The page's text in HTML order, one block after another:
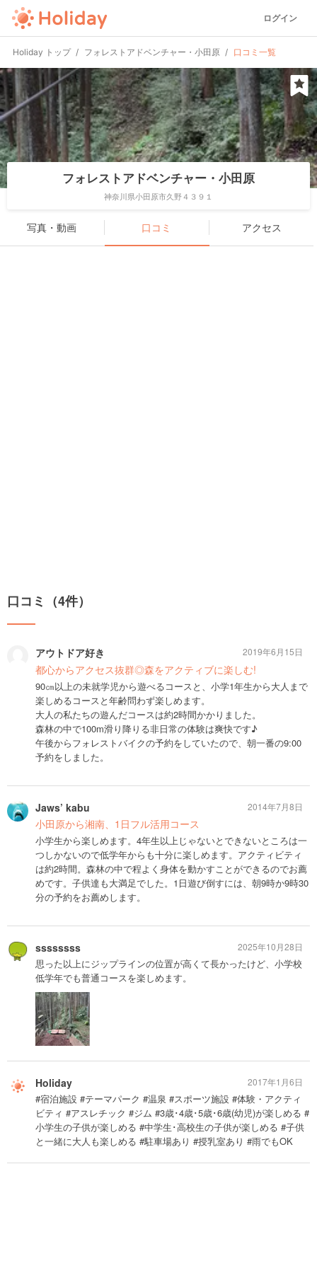
ログイン
Holiday トップ フォレストアドベンチャー・小田原 口コミ一覧
フォレストアドベンチャー・小田原
神奈川県小田原市久野４３９１
写真・動画 口コミ アクセス
口コミ（4件）
アウトドア好き
都心からアクセス抜群◎森をアクティブに楽しむ!
90㎝以上の未就学児から遊べるコースと、小学1年生から大人まで
楽しめるコースと年齢問わず楽しめます。
大人の私たちの遊んだコースは約2時間かかりました。
森林の中で100m滑り降りる非日常の体験は爽快です♪
午後からフォレストバイクの予約をしていたので、朝一番の9:00
予約をしました。
2019年6月15日
Jaws’ kabu
小田原から湘南、1日フル活用コース
小学生から楽しめます。4年生以上じゃないとできないところは一
つしかないので低学年からも十分に楽しめます。アクティビティ
は約2時間。森林の中で程よく身体を動かすことができるのでお薦
めです。子供達も大満足でした。1日遊び倒すには、朝9時か9時30
分の予約をお薦めします。
2014年7月8日
ssssssss
思った以上にジップラインの位置が高くて長かったけど、小学校
低学年でも普通コースを楽しめます。
2025年10月28日
Holiday
#宿泊施設 #テーマパーク #温泉 #スポーツ施設 #体験・アクティ
ビティ #アスレチック #ジム #3歳･4歳･5歳･6歳(幼児)が楽しめる #
小学生の子供が楽しめる #中学生･高校生の子供が楽しめる #子供
と一緒に大人も楽しめる #駐車場あり #授乳室あり #雨でもOK
2017年1月6日